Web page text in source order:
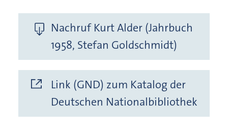
Nachruf Kurt Alder (Jahrbuch
1958, Stefan Goldschmidt)
Link (GND) zum Katalog der
Deutschen Nationalbibliothek